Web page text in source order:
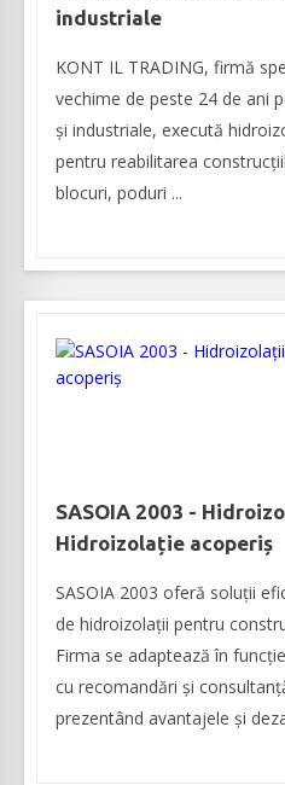
industriale
KONT IL TRADING, firmă
vechime de peste 24 de ani
și industriale, execută
pentru reabilitarea
blocuri, poduri ...
SASOIA 2003 -
Hidroizolație acoperiș
SASOIA 2003 oferă soluții
de hidroizolații pentru
Firma se adaptează în
cu recomandări și
prezentând avantajele și